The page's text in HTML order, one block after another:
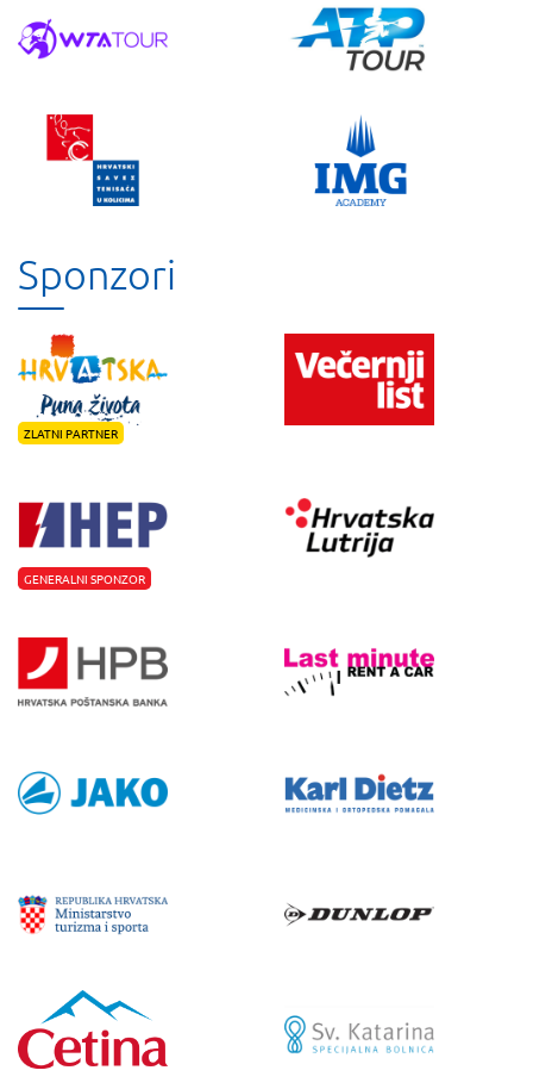
Sponzori
ZLATNI PARTNER
GENERALNI SPONZOR